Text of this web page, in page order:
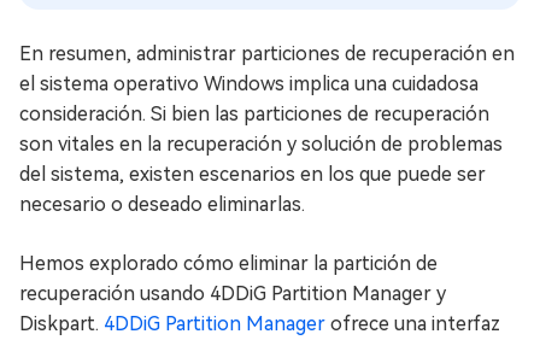
En resumen, administrar particiones de recuperación en
el sistema operativo Windows implica una cuidadosa
consideración. Si bien las particiones de recuperación
son vitales en la recuperación y solución de problemas
del sistema, existen escenarios en los que puede ser
necesario o deseado eliminarlas.
Hemos explorado cómo eliminar la partición de
recuperación usando 4DDiG Partition Manager y
Diskpart. 4DDiG Partition Manager ofrece una interfaz